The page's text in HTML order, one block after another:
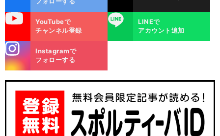
YouTubeで
チャンネル登録
LINE
LINEで
アカウント追加
m
Instagramで
フォローする